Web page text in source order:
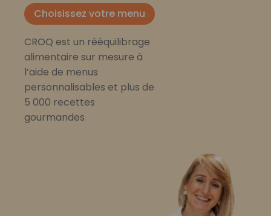
Choisissez votre menu
CROQ est un rééquilibrage
alimentaire sur mesure à
l’aide de menus
personnalisables et plus de
5 000 recettes
gourmandes